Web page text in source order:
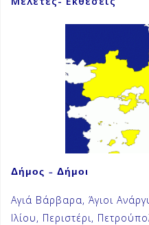
Δήμος – Δήμοι
Αγιά Βάρβαρα, Άγιοι
Ιλίου, Περιστέρι,